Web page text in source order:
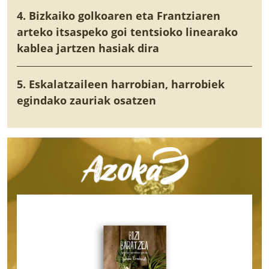
4. Bizkaiko golkoaren eta Frantziaren
arteko itsaspeko goi tentsioko linearako
kablea jartzen hasiak dira
5. Eskalatzaileen harrobian, harrobiek
egindako zauriak osatzen